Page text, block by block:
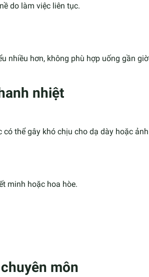
do làm việc liên tục.
nhiều hơn, không phù hợp uống gần giờ
nhiệt
thể gây khó chịu cho dạ dày hoặc ảnh
minh hoặc hoa hòe.
môn